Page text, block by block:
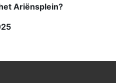
Ariënsplein?